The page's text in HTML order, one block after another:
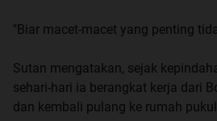
"Biar macet-macet yang penting
Sutan mengatakan, sejak
sehari-hari ia berangkat kerja dari
dan kembali pulang ke rumah